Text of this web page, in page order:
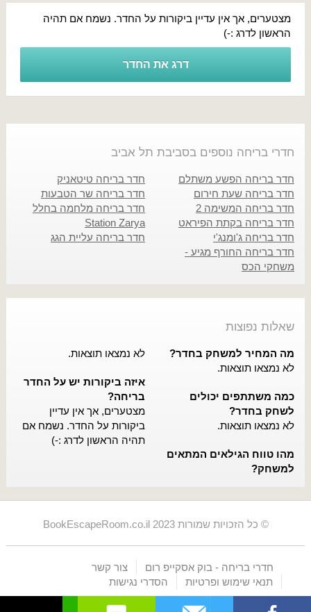
מצטערים, אך אין עדיין ביקורות על החדר. נשמח אם תהיה
הראשון לדרג :-)
דרג את החדר
חדרי בריחה נוספים בסביבת תל אביב
חדר בריחה הפשע משתלם
חדר בריחה שעת חירום
חדר בריחה המשימה 2
חדר בריחה בקתת הפיראט
חדר בריחה ג'ומנג'י
חדר בריחה החורף מגיע -
משחקי הכס
חדר בריחה טיטאניק
חדר בריחה שר הטבעות
חדר בריחה מלחמה בחלל
Station Zarya
חדר בריחה עליית הגג
שאלות נפוצות
מה המחיר למשחק בחדר?
לא נמצאו תוצאות.
כמה משתתפים יכולים
לשחק בחדר?
לא נמצאו תוצאות.
מהו טווח הגילאים המתאים
למשחק?
לא נמצאו תוצאות.
איזה ביקורות יש על החדר
בריחה?
מצטערים, אך אין עדיין
ביקורות על החדר. נשמח אם
תהיה הראשון לדרג :-)
© כל הזכויות שמורות BookEscapeRoom.co.il 2023
חדרי בריחה - בוק אסקייפ רום
צור קשר
תנאי שימוש ופרטיות
הסדרי נגישות